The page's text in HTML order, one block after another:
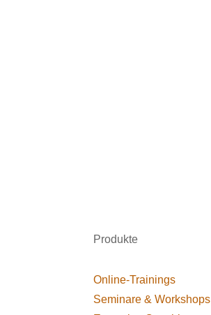
Produkte
Online-Trainings
Seminare & Workshops